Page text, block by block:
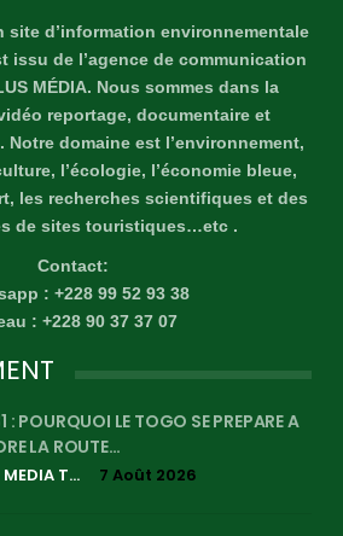
site d’information environnementale
issu de l’agence de communication
MÉDIA. Nous sommes dans la
reportage, documentaire et
Notre domaine est l’environnement,
l’écologie, l’économie bleue,
les recherches scientifiques et des
de sites touristiques…etc .
Contact:
: +228 99 52 93 38
: +228 90 37 37 07
: POURQUOI LE TOGO SE PREPARE A
LA ROUTE…
EPLUS MEDIA TV 7 Août 2026